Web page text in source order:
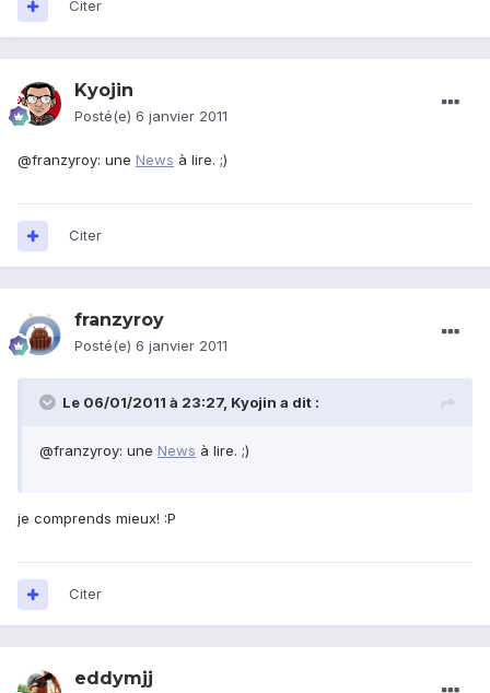
Citer
Kyojin
Posté(e) 6 janvier 2011
@franzyroy: une News à lire. ;)
Citer
franzyroy
Posté(e) 6 janvier 2011
Le 06/01/2011 à 23:27, Kyojin a dit :
@franzyroy: une News à lire. ;)
je comprends mieux! :P
Citer
eddymjj